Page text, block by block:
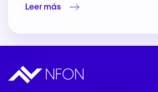
Leer más